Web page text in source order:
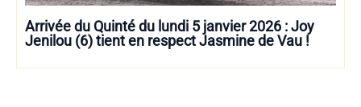
Arrivée du Quinté du lundi 5 janvier 2026 : Joy
Jenilou (6) tient en respect Jasmine de Vau !